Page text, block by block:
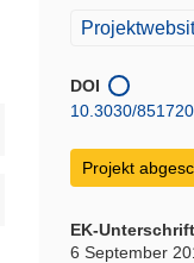
(öffnet
Fenster)
DOI
10.3030/851720
Projekt
EK-
6 September